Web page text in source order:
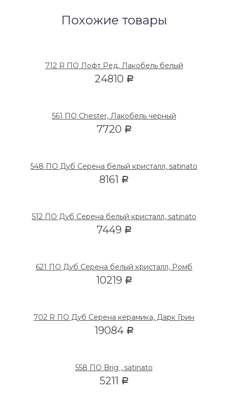
Похожие товары
712 R ПО Лофт Ред, Лакобель белый
24810 Р
561 ПО Chester, Лакобель черный
7720 Р
548 ПО Дуб Серена белый кристалл, satinato
8161 Р
512 ПО Дуб Серена белый кристалл, satinato
7449 Р
621 ПО Дуб Серена белый кристалл, Ромб
10219 Р
702 R ПО Дуб Серена керамика, Дарк Грин
19084 Р
558 ПО Brig , satinato
5211 Р